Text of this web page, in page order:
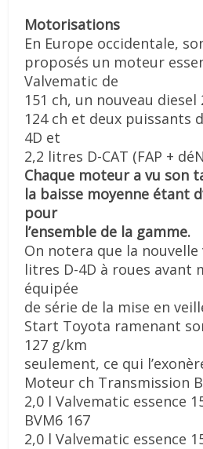
Motorisations
En Europe occidentale,
proposés un moteur
Valvematic de
151 ch, un nouveau
124 ch et deux puissants
4D et
2,2 litres D-CAT (FAP +
Chaque moteur a vu son
la baisse moyenne étant
pour
l’ensemble de la gamme.
On notera que la
litres D-4D à roues avant
équipée
de série de la mise en
Start Toyota ramenant
127 g/km
seulement, ce qui
Moteur ch Transmission
2,0 l Valvematic essence
BVM6 167
2,0 l Valvematic essence